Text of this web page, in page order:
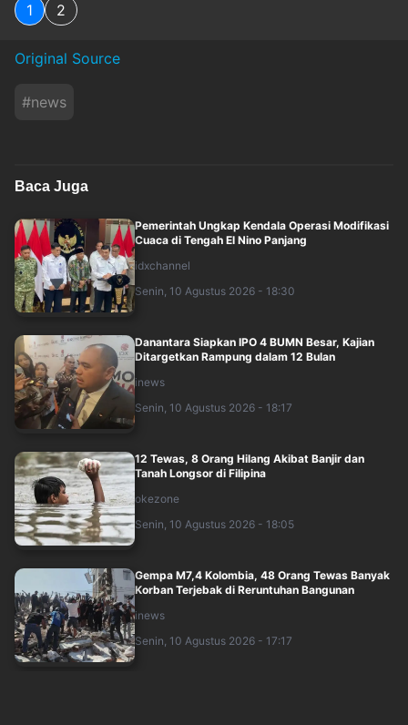
1 2
Original Source
#news
Baca Juga
Pemerintah Ungkap Kendala Operasi Modifikasi
Cuaca di Tengah El Nino Panjang
idxchannel
Senin, 10 Agustus 2026 - 18:30
Danantara Siapkan IPO 4 BUMN Besar, Kajian
Ditargetkan Rampung dalam 12 Bulan
inews
Senin, 10 Agustus 2026 - 18:17
12 Tewas, 8 Orang Hilang Akibat Banjir dan
Tanah Longsor di Filipina
okezone
Senin, 10 Agustus 2026 - 18:05
Gempa M7,4 Kolombia, 48 Orang Tewas Banyak
Korban Terjebak di Reruntuhan Bangunan
inews
Senin, 10 Agustus 2026 - 17:17